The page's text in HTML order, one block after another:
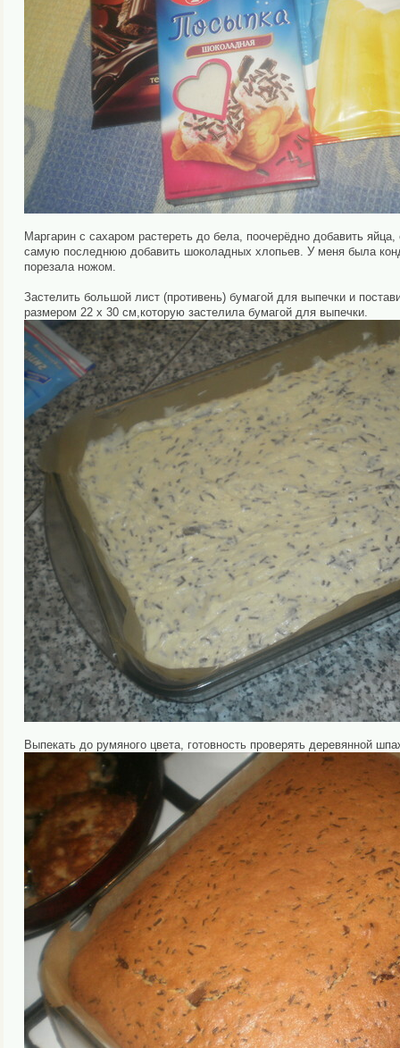
Маргарин с сахаром растереть до бела, поочерёдно добавить
самую последнюю добавить шоколадных хлопьев. У меня была
порезала ножом.
Застелить большой лист (противень) бумагой для выпечки и
размером 22 х 30 см,которую застелила бумагой для выпечки.
Выпекать до румяного цвета, готовность проверять деревянной